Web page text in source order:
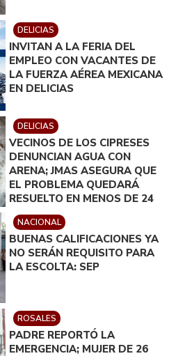
DELICIAS
INVITAN A LA FERIA DEL
EMPLEO CON VACANTES DE
LA FUERZA AÉREA MEXICANA
EN DELICIAS
DELICIAS
VECINOS DE LOS CIPRESES
DENUNCIAN AGUA CON
ARENA; JMAS ASEGURA QUE
EL PROBLEMA QUEDARÁ
RESUELTO EN MENOS DE 24
HORAS
NACIONAL
BUENAS CALIFICACIONES YA
NO SERÁN REQUISITO PARA
LA ESCOLTA: SEP
ROSALES
PADRE REPORTÓ LA
EMERGENCIA; MUJER DE 26